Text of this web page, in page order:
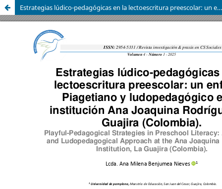
Estrategias lúdico-pedagógicas en la lectoescritura preescolar: un enfoque Piagetiano y ludopedagógico en la institución Ana Joaquina Rodríguez, La Guajira (Colombia)